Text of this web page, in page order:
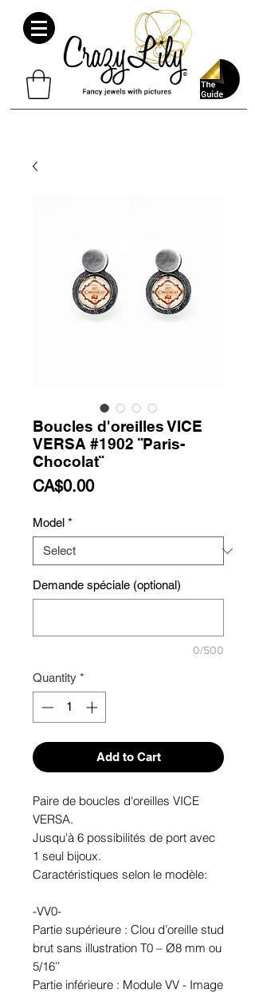
Boucles d'oreilles VICE
VERSA #1902 ¨Paris-
Chocolat¨
CA$0.00Price
Model *
Demande spéciale (optional)
0/500
Quantity *
Add to Cart
Paire de boucles d'oreilles VICE
VERSA.
Jusqu'à 6 possibilités de port avec
1 seul bijoux.
Caractéristiques selon le modèle:
-VV0-
Partie supérieure : Clou d’oreille stud
brut sans illustration T0 – Ø8 mm ou
5/16’’
Partie inférieure : Module VV - Image